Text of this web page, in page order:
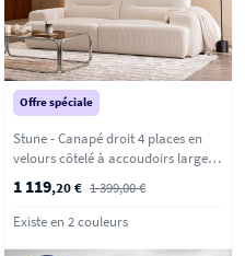
Offre spéciale
Stune - Canapé droit 4 places en
velours côtelé à accoudoirs larges -
Ecru
1 119,20 € 1 399,00 €
Existe en 2 couleurs